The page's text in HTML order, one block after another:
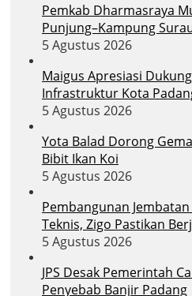
Pemkab Dharmasraya
Punjung–Kampung
5 Agustus 2026
Maigus Apresiasi
Infrastruktur Kota
5 Agustus 2026
Yota Balad Dorong
Bibit Ikan Koi
5 Agustus 2026
Pembangunan
Teknis, Zigo Pastikan
5 Agustus 2026
JPS Desak Pemerintah
Penyebab Banjir Padang